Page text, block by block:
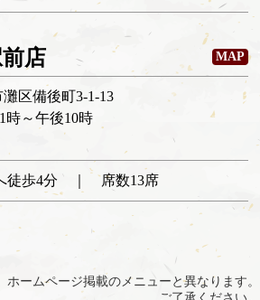
店 MAP
区備後町3-1-13
時～午後10時
徒歩4分 ｜ 席数13席
ームページ掲載のメニューと異なります。